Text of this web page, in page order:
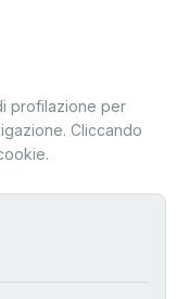
profilazione per
Cliccando